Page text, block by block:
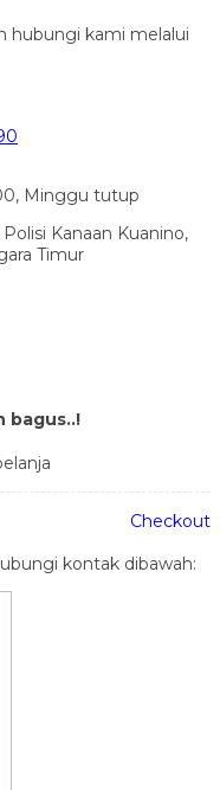
hubungi kami melalui
Minggu tutup
Kanaan Kuanino,
Timur
bagus..!
Checkout
kontak dibawah: